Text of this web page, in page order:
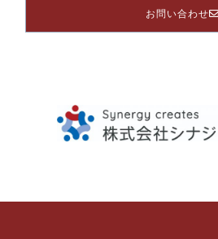
お問い合わせ